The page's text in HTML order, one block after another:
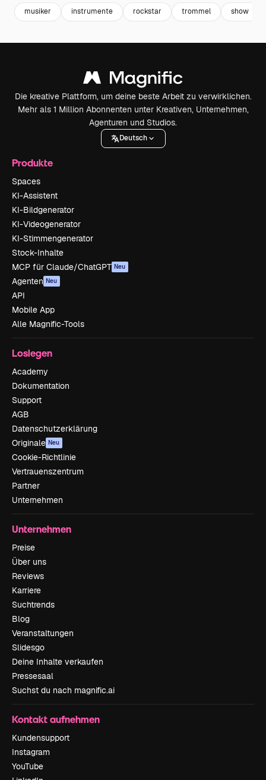
musiker instrumente rockstar trommel show
Die kreative Plattform, um deine beste Arbeit zu verwirklichen.
Mehr als 1 Million Abonnenten unter Kreativen, Unternehmen,
Agenturen und Studios.
Deutsch
Produkte
Spaces
KI-Assistent
KI-Bildgenerator
KI-Videogenerator
KI-Stimmengenerator
Stock-Inhalte
MCP für Claude/ChatGPT Neu
Agenten Neu
API
Mobile App
Alle Magnific-Tools
Loslegen
Academy
Dokumentation
Support
AGB
Datenschutzerklärung
Originale Neu
Cookie-Richtlinie
Vertrauenszentrum
Partner
Unternehmen
Unternehmen
Preise
Über uns
Reviews
Karriere
Suchtrends
Blog
Veranstaltungen
Slidesgo
Deine Inhalte verkaufen
Pressesaal
Suchst du nach magnific.ai
Kontakt aufnehmen
Kundensupport
Instagram
YouTube